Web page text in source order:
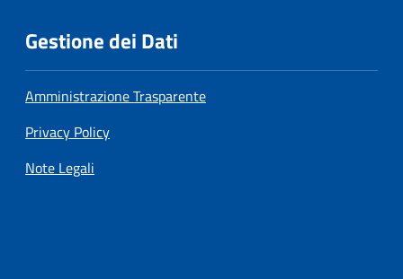
Gestione dei Dati
Amministrazione Trasparente
Privacy Policy
Note Legali